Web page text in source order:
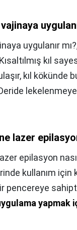
uygulanır
kıl
kıl kökünde
lazer
epilasyon nasıl
kullanım için
pencereye
yapmak